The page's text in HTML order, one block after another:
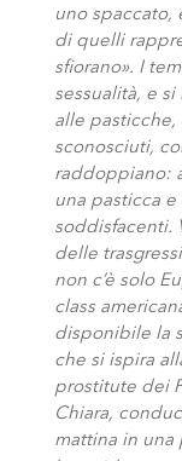
uno spaccato,
di quelli
sfiorano». I
sessualità, e
alle pasticche,
sconosciuti,
raddoppiano:
una pasticca
soddisfacenti.
delle
non c’è solo
class
disponibile la
che si ispira
prostitute dei
Chiara,
mattina in una